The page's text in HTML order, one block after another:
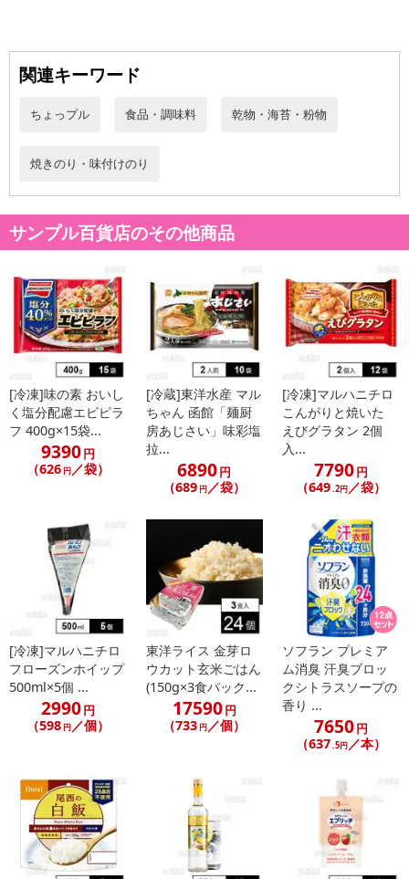
生産量日本一を記録し柔らかく旨みある佐賀県有明海産を使用した
パリッとした食感とフワッと広がる旨みが特徴です。
たっぷり使える大容量50枚入りです。
是非、ご飯のおともや手巻き寿司、おにぎり、お餅に巻いてお召し
上がりください。
保存がしやすいチャック付袋入り。
賞味期限について:賞味期限記載のない商品については、お客様に残存期間のある商品をお届け
いたします。
関連キーワード
ちょっプル 食品・調味料 乾物・海苔・粉物
焼きのり・味付けのり
サンプル百貨店のその他商品
[冷凍]味の素 おいし
く塩分配慮エビピラ
フ 400g×15袋...
9390円
（626 円／袋）
[冷蔵]東洋水産 マル
ちゃん 函館「麺厨
房あじさい」味彩塩
拉...
6890円
（689 円／袋）
[冷凍]マルハニチロ
こんがりと焼いた
えびグラタン 2個
入...
7790円
（649.2円／袋）
[冷凍]マルハニチロ
フローズンホイップ
500ml×5個 ...
2990円
（598 円／個）
東洋ライス 金芽ロ
ウカット玄米ごはん
(150g×3食パック...
17590円
（733 円／個）
ソフラン プレミア
ム消臭 汗臭ブロッ
クシトラスソープの
香り ...
7650円
（637.5円／本）